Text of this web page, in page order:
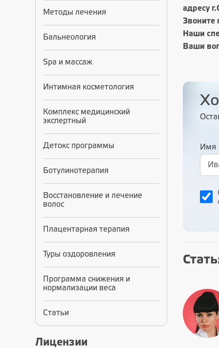
Методы лечения
Бальнеология
Spa и массаж
Интимная косметология
Комплекс медицинский
экспертный
Детокс программы
Ботулинотерапия
Восстановление и лечение
волос
Плацентарная терапия
Туры оздоровления
Программа снижения и
нормализации веса
Статьи
Лицензии
адресу
Звоните
Наши
Ваши
Имя